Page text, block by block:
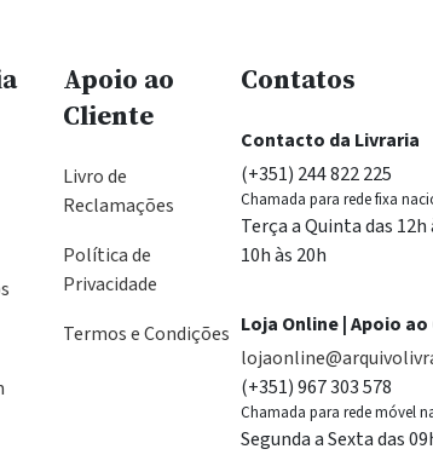
Apoio ao
Cliente
Livro de
Reclamações
Política de
Privacidade
Termos e Condições
Contatos
Contacto da Livraria
(+351) 244 822 225
Chamada para rede fixa
Terça a Quinta das 12h
10h às 20h
Loja Online | Apoio
(+351) 967 303 578
Chamada para rede móvel
Segunda a Sexta das